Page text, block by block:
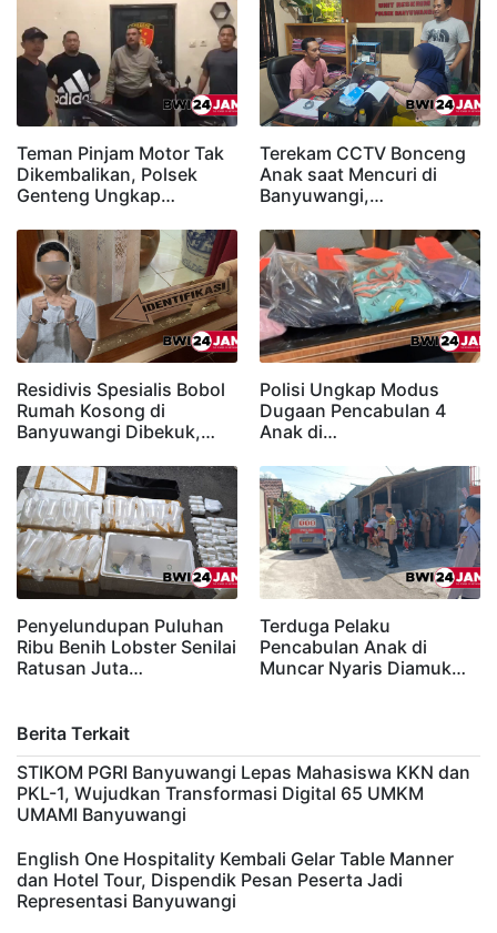
Teman Pinjam Motor Tak
Dikembalikan, Polsek
Genteng Ungkap…
Terekam CCTV Bonceng
Anak saat Mencuri di
Banyuwangi,…
Residivis Spesialis Bobol
Rumah Kosong di
Banyuwangi Dibekuk,…
Polisi Ungkap Modus
Dugaan Pencabulan 4
Anak di…
Penyelundupan Puluhan
Ribu Benih Lobster Senilai
Ratusan Juta…
Terduga Pelaku
Pencabulan Anak di
Muncar Nyaris Diamuk…
Berita Terkait
STIKOM PGRI Banyuwangi Lepas Mahasiswa KKN dan
PKL-1, Wujudkan Transformasi Digital 65 UMKM
UMAMI Banyuwangi
English One Hospitality Kembali Gelar Table Manner
dan Hotel Tour, Dispendik Pesan Peserta Jadi
Representasi Banyuwangi